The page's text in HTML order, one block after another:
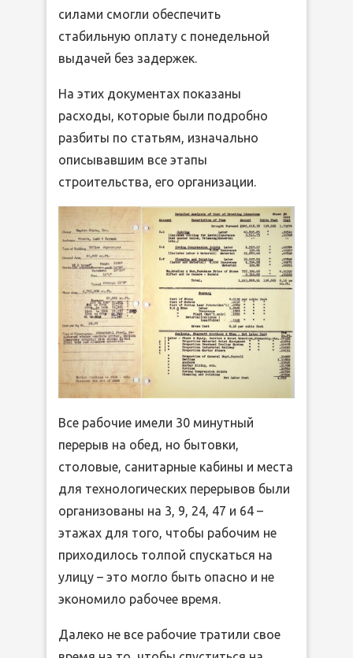
силами смогли обеспечить
стабильную оплату с понедельной
выдачей без задержек.
На этих документах показаны
расходы, которые были подробно
разбиты по статьям, изначально
описывавшим все этапы
строительства, его организации.
Все рабочие имели 30 минутный
перерыв на обед, но бытовки,
столовые, санитарные кабины и места
для технологических перерывов были
организованы на 3, 9, 24, 47 и 64 –
этажах для того, чтобы рабочим не
приходилось толпой спускаться на
улицу – это могло быть опасно и не
экономило рабочее время.
Далеко не все рабочие тратили свое